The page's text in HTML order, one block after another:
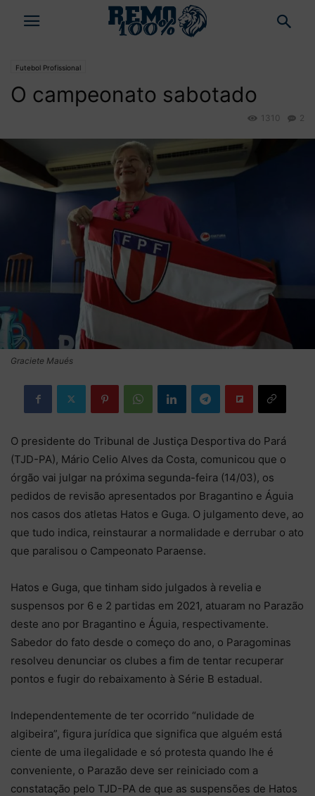
Futebol Profissional
O campeonato sabotado
2
1310
Graciete Maués
O presidente do Tribunal de Justiça Desportiva do Pará
(TJD-PA), Mário Celio Alves da Costa, comunicou que o
órgão vai julgar na próxima segunda-feira (14/03), os
pedidos de revisão apresentados por Bragantino e Águia
nos casos dos atletas Hatos e Guga. O julgamento deve, ao
que tudo indica, reinstaurar a normalidade e derrubar o ato
que paralisou o Campeonato Paraense.
Hatos e Guga, que tinham sido julgados à revelia e
suspensos por 6 e 2 partidas em 2021, atuaram no Parazão
deste ano por Bragantino e Águia, respectivamente.
Sabedor do fato desde o começo do ano, o Paragominas
resolveu denunciar os clubes a fim de tentar recuperar
pontos e fugir do rebaixamento à Série B estadual.
Independentemente de ter ocorrido “nulidade de
algibeira”, figura jurídica que significa que alguém está
ciente de uma ilegalidade e só protesta quando lhe é
conveniente, o Parazão deve ser reiniciado com a
constatação pelo TJD-PA de que as suspensões de Hatos